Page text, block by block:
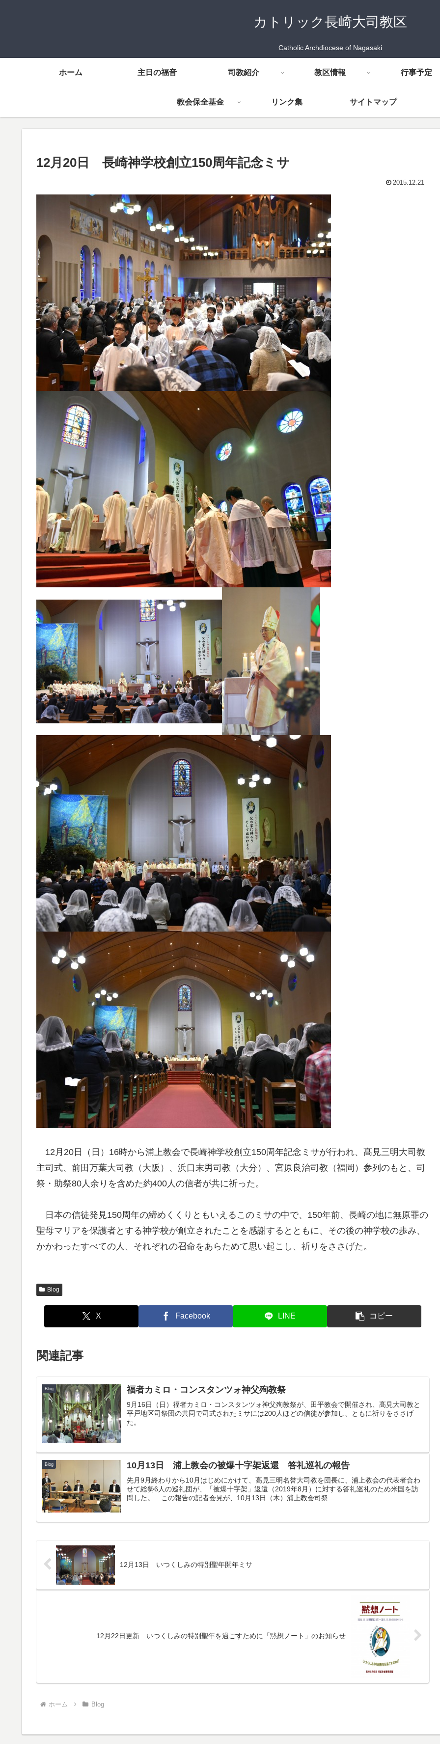
カトリック長崎大司教区
Catholic Archdiocese of Nagasaki
ホーム 主日の福音 司教紹介 教区情報 行事予定
教会保全基金 リンク集 サイトマップ
12月20日 長崎神学校創立150周年記念ミサ
2015.12.21
12月20日（日）16時から浦上教会で長崎神学校創立150周年記念ミサが行われ、髙見三明大司教
主司式、前田万葉大司教（大阪）、浜口末男司教（大分）、宮原良治司教（福岡）参列のもと、司
祭・助祭80人余りを含めた約400人の信者が共に祈った。
日本の信徒発見150周年の締めくくりともいえるこのミサの中で、150年前、長崎の地に無原罪の
聖母マリアを保護者とする神学校が創立されたことを感謝するとともに、その後の神学校の歩み、
かかわったすべての人、それぞれの召命をあらためて思い起こし、祈りをささげた。
Blog
X Facebook LINE コピー
関連記事
Blog 福者カミロ・コンスタンツォ神父殉教祭
9月16日（日）福者カミロ・コンスタンツォ神父殉教祭が、田平教会で開催され、髙見大司教と
平戸地区司祭団の共同で司式されたミサには200人ほどの信徒が参加し、ともに祈りをささげ
た。
Blog 10月13日 浦上教会の被爆十字架返還 答礼巡礼の報告
先月9月終わりから10月はじめにかけて、髙見三明名誉大司教を団長に、浦上教会の代表者合わ
せて総勢6人の巡礼団が、「被爆十字架」返還（2019年8月）に対する答礼巡礼のため米国を訪
問した。 この報告の記者会見が、10月13日（木）浦上教会司祭...
12月13日 いつくしみの特別聖年開年ミサ
12月22日更新 いつくしみの特別聖年を過ごすために「黙想ノート」のお知らせ
ホーム Blog